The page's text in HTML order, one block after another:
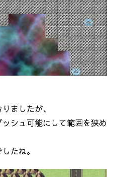
ましたが、
シュ可能にして範囲を狭め
たね。